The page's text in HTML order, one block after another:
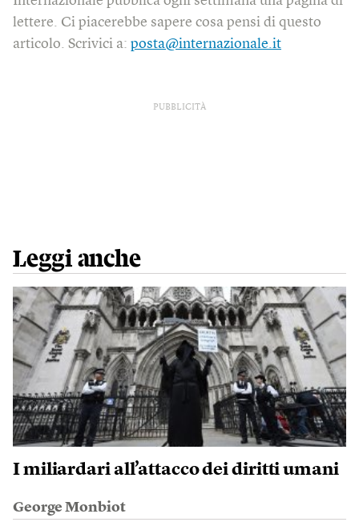
lettere. Ci piacerebbe sapere cosa pensi di questo
articolo. Scrivici a: posta@internazionale.it
PUBBLICITÀ
Leggi anche
I miliardari all’attacco dei diritti umani
George Monbiot